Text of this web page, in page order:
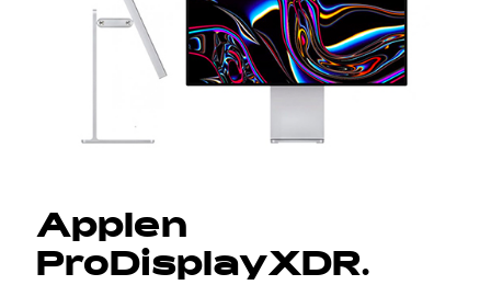
Applen
ProDisplayXDR.